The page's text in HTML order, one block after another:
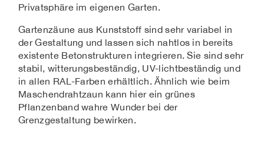
Privatsphäre im eigenen Garten.
Gartenzäune aus Kunststoff sind sehr variabel in
der Gestaltung und lassen sich nahtlos in bereits
existente Betonstrukturen integrieren. Sie sind sehr
stabil, witterungsbeständig, UV-lichtbeständig und
in allen RAL-Farben erhältlich. Ähnlich wie beim
Maschendrahtzaun kann hier ein grünes
Pflanzenband wahre Wunder bei der
Grenzgestaltung bewirken.